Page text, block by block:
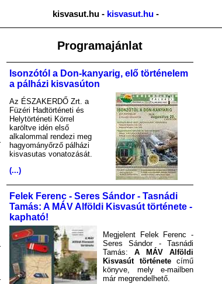
kisvasut.hu - kisvasut.hu -
Programajánlat
Isonzótól a Don-kanyarig, elő történelem
a pálházi kisvasúton
Az ÉSZAKERDŐ Zrt. a
Füzéri Hadtörténeti és
Helytörténeti Körrel
karöltve idén első
alkalommal rendezi meg
hagyományőrző pálházi
kisvasutas vonatozását.
(...)
Felek Ferenc - Seres Sándor - Tasnádi
Tamás: A MÁV Alföldi Kisvasút története -
kapható!
Megjelent Felek Ferenc -
Seres Sándor - Tasnádi
Tamás: A MÁV Alföldi
Kisvasút története című
könyve, mely e-mailben
már megrendelhető.